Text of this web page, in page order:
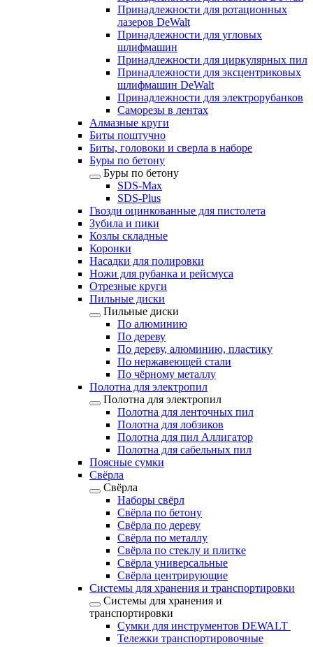
Принадлежности для ротационных
лазеров DeWalt
Принадлежности для угловых
шлифмашин
Принадлежности для циркулярных пил
Принадлежности для эксцентриковых
шлифмашин DeWalt
Принадлежности для электрорубанков
Саморезы в лентах
Алмазные круги
Биты поштучно
Биты, головоки и сверла в наборе
Буры по бетону
Буры по бетону
SDS-Max
SDS-Plus
Гвозди оцинкованные для пистолета
Зубила и пики
Козлы складные
Коронки
Насадки для полировки
Ножи для рубанка и рейсмуса
Отрезные круги
Пильные диски
Пильные диски
По алюминию
По дереву
По дереву, алюминию, пластику
По нержавеющей стали
По чёрному металлу
Полотна для электропил
Полотна для электропил
Полотна для ленточных пил
Полотна для лобзиков
Полотна для пил Аллигатор
Полотна для сабельных пил
Поясные сумки
Свёрла
Свёрла
Наборы свёрл
Свёрла по бетону
Свёрла по дереву
Свёрла по металлу
Свёрла по стеклу и плитке
Свёрла универсальные
Свёрла центрирующие
Системы для хранения и транспортировки
Системы для хранения и
транспортировки
Сумки для инструментов DEWALT
Тележки транспортировочные